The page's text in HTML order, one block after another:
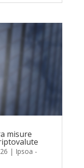
misure
| Ipsoa -